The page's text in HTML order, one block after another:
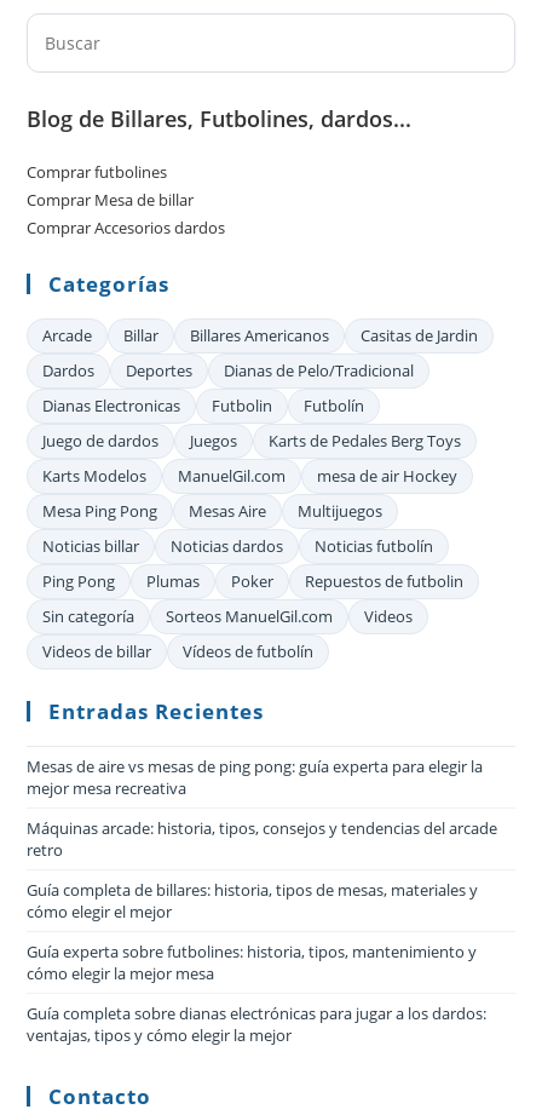
Para
Blog de Billares, Futbolines, dardos...
Comprar futbolines
Comprar Mesa de billar
Comprar Accesorios dardos
Categorías
Arcade Billar Billares Americanos
Casitas de Jardin
Dardos
Deportes
Dianas de Pelo/Tradicional
Dianas Electronicas
Futbolin
Futbolín
Juego de dardos
Juegos
Karts de Pedales Berg Toys
Karts Modelos
ManuelGil.com
mesa de air Hockey
Mesa Ping Pong
Mesas Aire
Multijuegos
Noticias billar
Noticias dardos
Noticias futbolín
Ping Pong
Plumas Poker
Repuestos de futbolin
Sin categoría
Sorteos ManuelGil.com
Videos
Videos de billar
Vídeos de futbolín
Entradas Recientes
Mesas de aire vs mesas de ping pong: guía experta para elegir la
mejor mesa recreativa
Máquinas arcade: historia, tipos, consejos y tendencias del arcade
retro
Guía completa de billares: historia, tipos de mesas, materiales y
cómo elegir el mejor
Guía experta sobre futbolines: historia, tipos, mantenimiento y
cómo elegir la mejor mesa
Guía completa sobre dianas electrónicas para jugar a los dardos:
ventajas, tipos y cómo elegir la mejor
Contacto